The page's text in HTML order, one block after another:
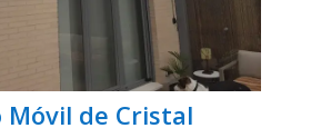
Móvil de Cristal